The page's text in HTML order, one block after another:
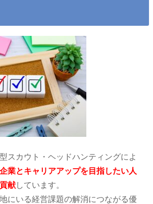
スカウト・ヘッドハンティングによ
業とキャリアアップを目指したい人
献しています。
にいる経営課題の解消につながる優